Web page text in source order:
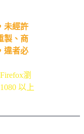
未經許
製、商
違者必
瀏
以上